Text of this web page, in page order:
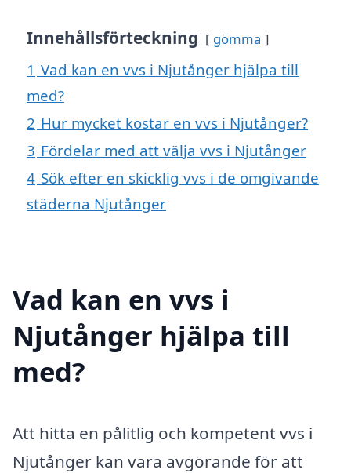
Innehållsförteckning gömma
1 Vad kan en vvs i Njutånger hjälpa till
med?
2 Hur mycket kostar en vvs i Njutånger?
3 Fördelar med att välja vvs i Njutånger
4 Sök efter en skicklig vvs i de omgivande
städerna Njutånger
Vad kan en vvs i
Njutånger hjälpa till
med?
Att hitta en pålitlig och kompetent vvs i
Njutånger kan vara avgörande för att